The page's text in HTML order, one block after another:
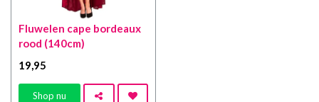
Fluwelen cape bordeaux
rood (140cm)
19 ,95
Shop nu